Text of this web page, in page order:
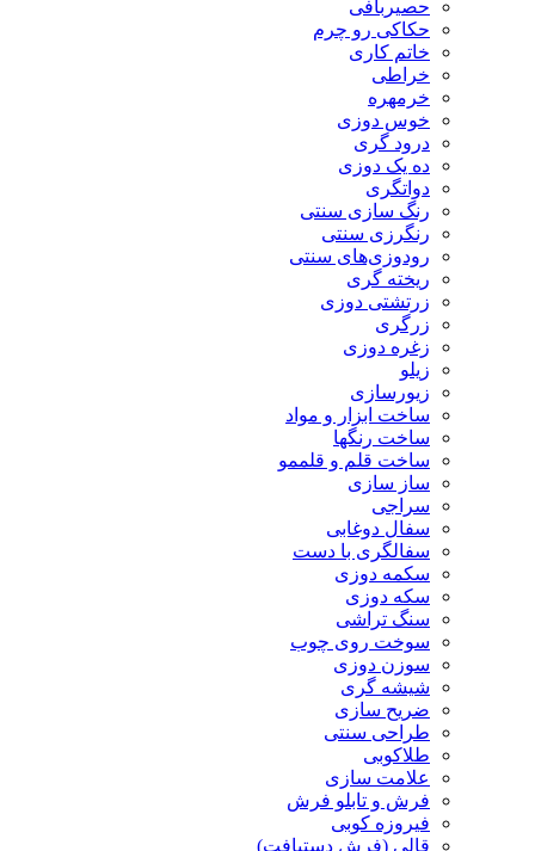
حصیربافی
حکاکی رو چرم
خاتم کاری
خراطی
خرمهره
خوس دوزی
درود گری
ده یک دوزی
دواتگری
رنگ سازی سنتی
رنگرزی سنتی
رودوزی‌های سنتی
ریخته گری
زرتشتی دوزی
زرگری
زغره دوزی
زیلو
زیورسازی
ساخت ابزار و مواد
ساخت رنگها
ساخت قلم و قلممو
ساز سازی
سراجی
سفال دوغابی
سفالگری با دست
سکمه دوزی
سکه دوزی
سنگ تراشی
سوخت روی چوب
سوزن دوزی
شیشه گری
ضریح سازی
طراحی سنتی
طلاکوبی
علامت سازی
فرش و تابلو فرش
فیروزه کوبی
قالی (فرش دستبافت)